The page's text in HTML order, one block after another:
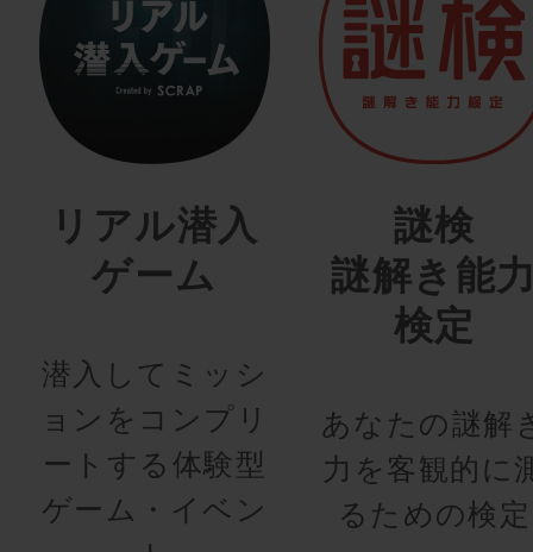
リアル潜入
ゲーム
潜入してミッシ
ョンをコンプリ
ートする体験型
ゲーム・イベン
謎検
謎解き能
検定
あなたの謎解
力を客観的に
るための検定